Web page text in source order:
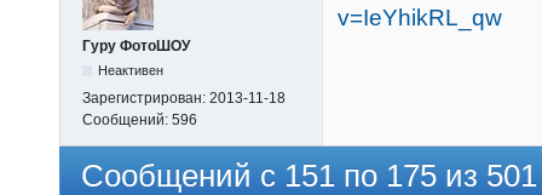
Гуру ФотоШОУ
Неактивен
Зарегистрирован: 2013-11-18
Сообщений: 596
v=IeYhikRL_qw
Сообщений с 151 по 175 из 501